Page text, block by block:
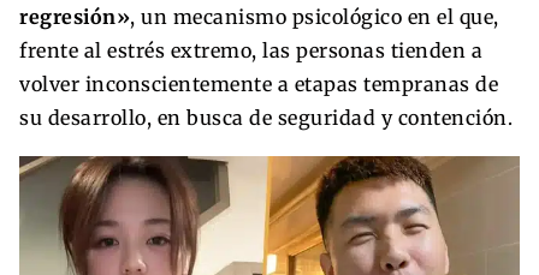
regresión», un mecanismo psicológico en el que,
frente al estrés extremo, las personas tienden a
volver inconscientemente a etapas tempranas de
su desarrollo, en busca de seguridad y contención.